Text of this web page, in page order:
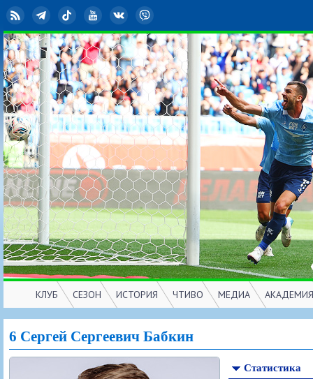
RSS TelegramTikTok YouTubeВКонтакте
КЛУБ
Игроки
Тренерско-административный состав
Руководство
Фонд поддержки
СЕЗОН
РПЛ
Календарь
Таблица
Шахматка
ИСТОРИЯ
Чемпионат СССР
Кубок СССР
Чемпионат России
Кубок России
ЧТИВО
Пресса
Книги
МЕДИА
Фото
Трансляции матчей
Прочее
АКАДЕМИЯ
6 Сергей Сергеевич Бабкин
Статистика